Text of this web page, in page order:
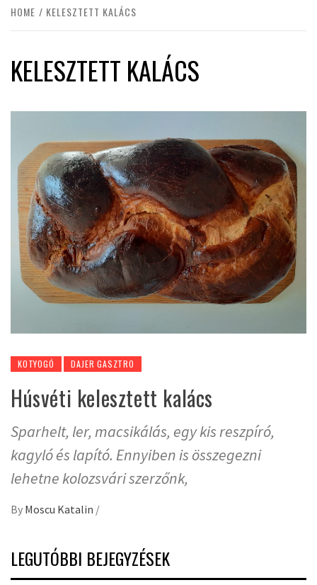
HOME KELESZTETT KALÁCS
KELESZTETT KALÁCS
KOTYOGÓ DAJER GASZTRO
Húsvéti kelesztett kalács
Sparhelt, ler, macsikálás, egy kis reszpíró,
kagyló és lapító. Ennyiben is összegezni
lehetne kolozsvári szerzőnk,
By Moscu Katalin /
LEGUTÓBBI BEJEGYZÉSEK